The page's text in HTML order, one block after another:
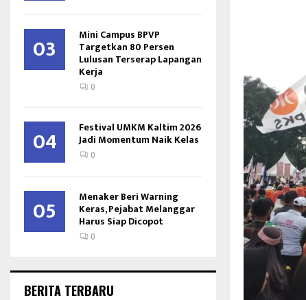
03 Mini Campus BPVP
Targetkan 80 Persen
Lulusan Terserap Lapangan
Kerja
0
04 Festival UMKM Kaltim 2026
Jadi Momentum Naik Kelas
0
05 Menaker Beri Warning
Keras, Pejabat Melanggar
Harus Siap Dicopot
0
BERITA TERBARU